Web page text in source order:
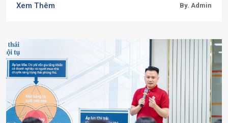
Xem Thêm By. Admin